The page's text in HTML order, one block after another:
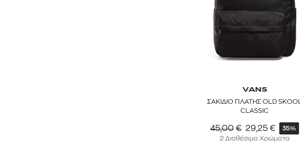
VANS
ΣΑΚΙΔΙΟ ΠΛΑΤΗΣ OLD SKOOL
CLASSIC
45,00 € 29,25 € 35%
2 Διαθέσιμα Χρώματα